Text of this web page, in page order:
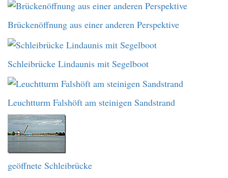
Brückenöffnung aus einer anderen Perspektive
Schleibrücke Lindaunis mit Segelboot
Leuchtturm Falshöft am steinigen Sandstrand
geöffnete Schleibrücke